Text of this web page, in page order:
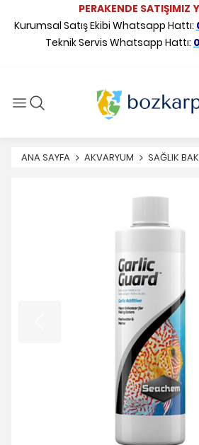
PERAKENDE SATIŞIMIZ
Kurumsal Satış Ekibi Whatsapp Hattı:
Teknik Servis Whatsapp Hattı:
ANA SAYFA AKVARYUM SAĞLIK